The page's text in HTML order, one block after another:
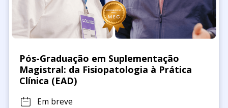
Pós-Graduação em Suplementação
Magistral: da Fisiopatologia à Prática
Clínica (EAD)
Em breve